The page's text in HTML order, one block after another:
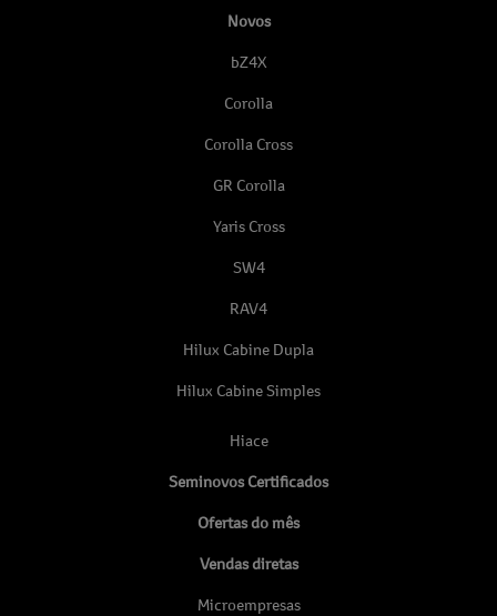
Novos
bZ4X
Corolla
Corolla Cross
GR Corolla
Yaris Cross
SW4
RAV4
Hilux Cabine Dupla
Hilux Cabine Simples
Hiace
Seminovos Certificados
Ofertas do mês
Vendas diretas
Microempresas